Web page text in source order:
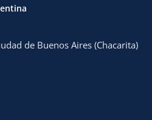
de Buenos Aires (Chacarita)